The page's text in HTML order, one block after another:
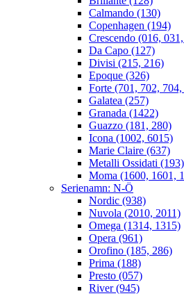
Calmando (130)
Copenhagen (194)
Crescendo (016,
Da Capo (127)
Divisi (215, 216)
Epoque (326)
Forte (701, 702,
Galatea (257)
Granada (1422)
Guazzo (181, 280)
Icona (1002, 6015)
Marie Claire (637)
Metalli Ossidati (193)
Moma (1600, 1601,
Serienamn: N-Ö
Nordic (938)
Nuvola (2010, 2011)
Omega (1314, 1315)
Opera (961)
Orofino (185, 286)
Prima (188)
Presto (057)
River (945)